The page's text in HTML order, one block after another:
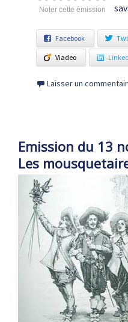
Noter cette émission
Facebook
Viadeo
Laisser un
Emission du 13
Les